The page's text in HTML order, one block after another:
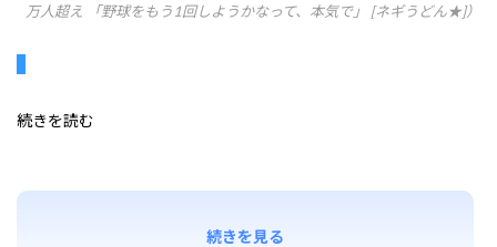
万人超え 「野球をもう1回しようかなって、本気で」 [ネギうどん★]）
続きを読む
続きを見る